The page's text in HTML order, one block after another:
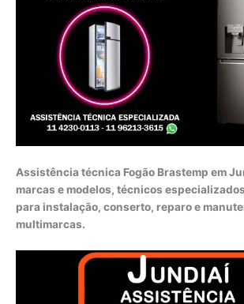
Assistência técnica Fogão Brastemp em
marcas e modelos, técnicos
para instalação, conserto, reparo e
multimarcas.